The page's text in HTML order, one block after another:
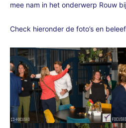
mee nam in het onderwerp Rouw
Check hieronder de foto’s en